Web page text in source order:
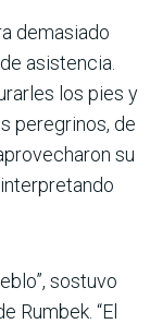
demasiado
asistencia.
los pies y
peregrinos, de
su
sostuvo
Rumbek. “El